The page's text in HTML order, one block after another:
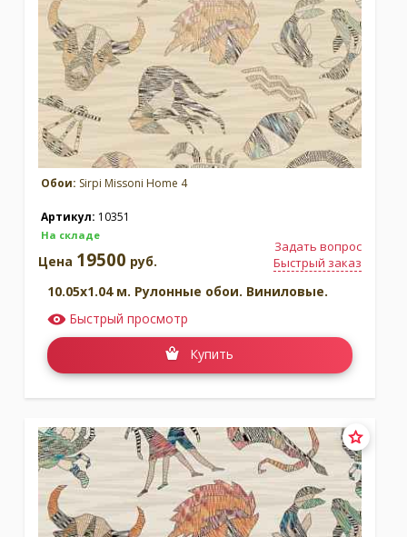
Обои: Sirpi Missoni Home 4
Артикул: 10351
На складе
Задать вопрос
Быстрый заказ
Цена 19500 руб.
10.05x1.04 м. Рулонные обои. Виниловые.
Быстрый просмотр
Купить